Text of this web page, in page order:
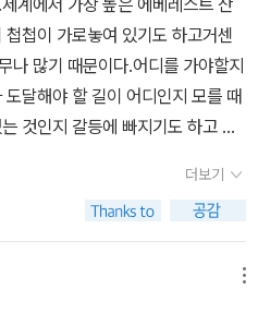
들의 삶도 인생의 전환점을 맞이
들도 쓰디쓴 인생의 패배를 맛보
며 그로인해 절망하고 좌절했다.
삶은 우리와 별반 다르지 않다.
. 삶의 중요한 기회를 전력으로
다. 인생을 앞서 살아 간 명사들의
가는 통찰력과 지혜를 준다. 이 책
지 못한, 또는 하루하루 반복되는
첩이 가로놓여 있기도 하고거센
나 많기 때문이다.어디를 가야할지
달해야 할 길이 어디인지 모를 때
것인지 갈등에 빠지기도 하고 도
를 만들기위해 안락한 자리를 박차
을 접고 교수의 길을 선택한 주철
보다 운명처럼 다가온인생의 터
나 3번의 기회는 온다는데 우리는
회가 오지 않는걸까 하는불만만
더보기